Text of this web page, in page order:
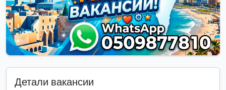
Детали вакансии